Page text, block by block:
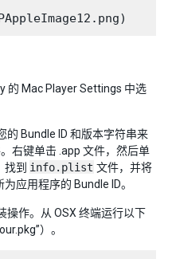
的 Mac Player Settings 中选
的 Bundle ID 和版本字符串来
右键单击 .app 文件，然后单
找到 info.plist 文件，并将
应用程序的 Bundle ID。
操作。从 OSX 终端运行以下
）。